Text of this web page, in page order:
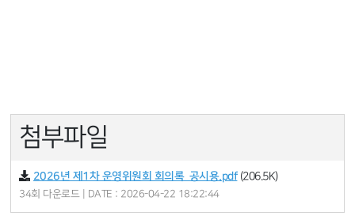
첨부파일
2026년 제1차 운영위원회 회의록_공시용.pdf(206.5K)
34회 다운로드 | DATE : 2026-04-22 18:22:44